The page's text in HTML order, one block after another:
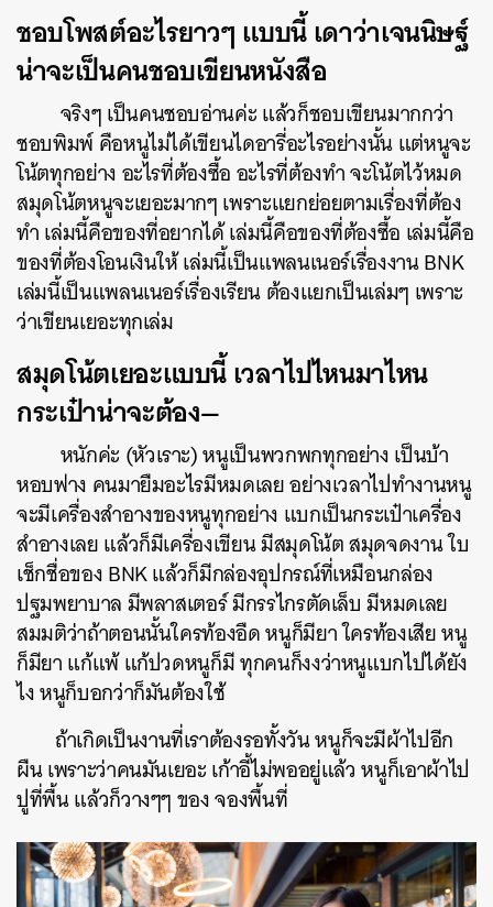
ชอบโพสต์อะไรยาวๆ แบบนี้ เดาว่าเจนนิษฐ์
น่าจะเป็นคนชอบเขียนหนังสือ
จริงๆ เป็นคนชอบอ่านค่ะ แล้วก็ชอบเขียนมากกว่า
ชอบพิมพ์ คือหนูไม่ได้เขียนไดอารี่อะไรอย่างนั้น แต่หนูจะ
โน้ตทุกอย่าง อะไรที่ต้องซื้อ อะไรที่ต้องทำ จะโน้ตไว้หมด
สมุดโน้ตหนูจะเยอะมากๆ เพราะแยกย่อยตามเรื่องที่ต้อง
ทำ เล่มนี้คือของที่อยากได้ เล่มนี้คือของที่ต้องซื้อ เล่มนี้คือ
ของที่ต้องโอนเงินให้ เล่มนี้เป็นแพลนเนอร์เรื่องงาน BNK
เล่มนี้เป็นแพลนเนอร์เรื่องเรียน ต้องแยกเป็นเล่มๆ เพราะ
ว่าเขียนเยอะทุกเล่ม
สมุดโน้ตเยอะแบบนี้ เวลาไปไหนมาไหน
กระเป๋าน่าจะต้อง—
หนักค่ะ (หัวเราะ) หนูเป็นพวกพกทุกอย่าง เป็นบ้า
หอบฟาง คนมายืมอะไรมีหมดเลย อย่างเวลาไปทำงานหนู
จะมีเครื่องสำอางของหนูทุกอย่าง แบกเป็นกระเป๋าเครื่อง
สำอางเลย แล้วก็มีเครื่องเขียน มีสมุดโน้ต สมุดจดงาน ใบ
เช็กชื่อของ BNK แล้วก็มีกล่องอุปกรณ์ที่เหมือนกล่อง
ปฐมพยาบาล มีพลาสเตอร์ มีกรรไกรตัดเล็บ มีหมดเลย
สมมติว่าถ้าตอนนั้นใครท้องอืด หนูก็มียา ใครท้องเสีย หนู
ก็มียา แก้แพ้ แก้ปวดหนูก็มี ทุกคนก็งงว่าหนูแบกไปได้ยัง
ไง หนูก็บอกว่าก็มันต้องใช้
ถ้าเกิดเป็นงานที่เราต้องรอทั้งวัน หนูก็จะมีผ้าไปอีก
ผืน เพราะว่าคนมันเยอะ เก้าอี้ไม่พออยู่แล้ว หนูก็เอาผ้าไป
ปูที่พื้น แล้วก็วางๆๆ ของ จองพื้นที่